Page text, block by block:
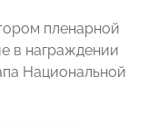
пленарной
в награждении
Национальной